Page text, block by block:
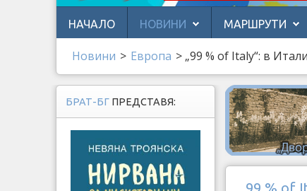
НАЧАЛО НОВИНИ МАРШРУТИ
Новини > Европа > „99 % of Italy“: в
БРАТ-БГ ПРЕДСТАВЯ: